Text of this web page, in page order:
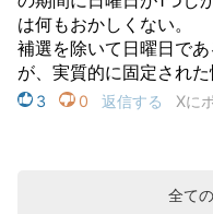
全て